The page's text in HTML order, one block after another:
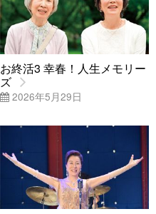
お終活3 幸春！人生メモリー
ズ
2026年5月29日